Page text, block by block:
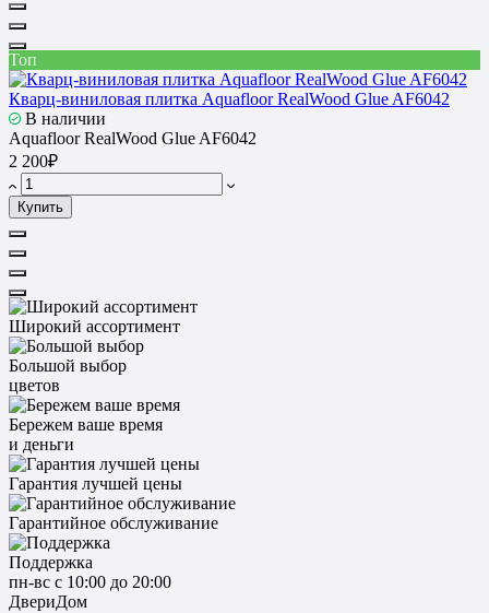
Топ
Кварц-виниловая плитка Aquafloor RealWood Glue AF6042
В наличии
Aquafloor RealWood Glue AF6042
2 200₽
Купить
Широкий ассортимент
Большой выбор
цветов
Бережем ваше время
и деньги
Гарантия лучшей цены
Гарантийное обслуживание
Поддержка
пн-вс с 10:00 до 20:00
ДвериДом